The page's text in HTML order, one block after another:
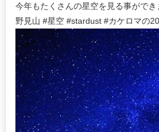
今年もたくさんの星空を見る事がで
野見山 #星空 #stardust #カケロマの